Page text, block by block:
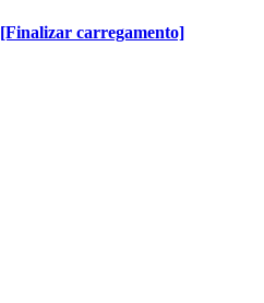
[Finalizar carregamento]